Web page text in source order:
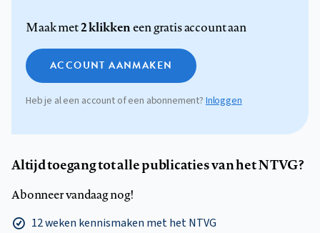
Maak met2 klikkeneen gratis account aan
ACCOUNT AANMAKEN
Heb je al een account of een abonnement? Inloggen
Altijd toegang tot alle publicaties van het NTVG?
Abonneer vandaag nog!
12 weken kennismaken met het NTVG